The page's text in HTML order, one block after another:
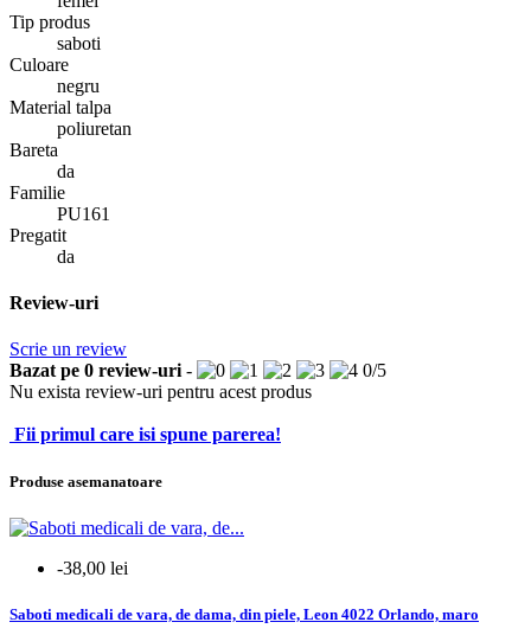
Tip produs
saboti
Culoare
negru
Material talpa
poliuretan
Bareta
da
Familie
PU161
Pregatit
da
Review-uri
Scrie un review
Bazat pe 0 review-uri- 0/5
Nu exista review-uri pentru acest produs
Fii primul care isi spune parerea!
Produse asemanatoare
-38,00 lei
Saboti medicali de vara, de dama, din piele, Leon 4022 Orlando, maro